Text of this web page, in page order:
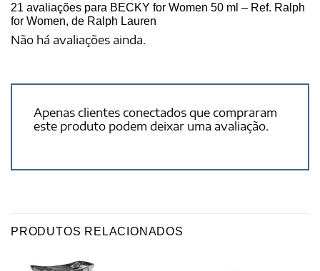
21 avaliações para BECKY for Women 50 ml – Ref. Ralph
for Women, de Ralph Lauren
Não há avaliações ainda.
Apenas clientes conectados que compraram
este produto podem deixar uma avaliação.
PRODUTOS RELACIONADOS